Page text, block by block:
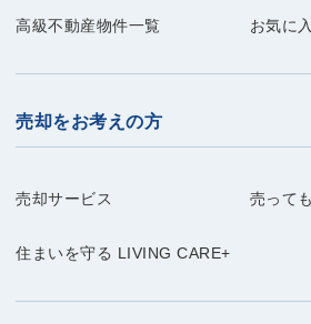
高級不動産物件一覧 お気に
売却をお考えの方
売却サービス 売って
住まいを守る LIVING CARE+